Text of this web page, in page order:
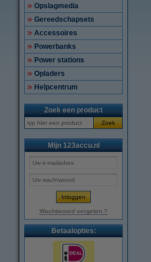
Opslagmedia
Gereedschapsets
Accessoires
Powerbanks
Power stations
Opladers
Helpcentrum
Zoek een product
Zoek
Mijn 123accu.nl
Wachtwoord vergeten ?
Betaalopties: